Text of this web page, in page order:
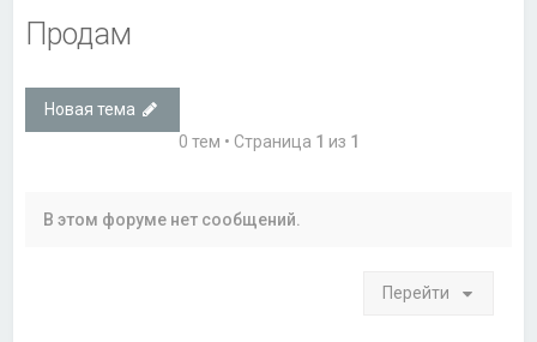
Продам
Новая тема
0 тем • Страница 1 из 1
В этом форуме нет сообщений.
Перейти